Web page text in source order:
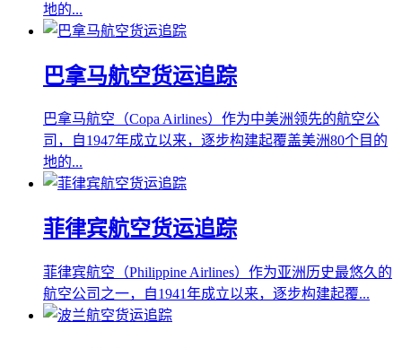
地的...
巴拿马航空货运追踪
巴拿马航空（Copa Airlines）作为中美洲领先的航空公
司，自1947年成立以来，逐步构建起覆盖美洲80个目的
地的...
菲律宾航空货运追踪
菲律宾航空（Philippine Airlines）作为亚洲历史最悠久的
航空公司之一，自1941年成立以来，逐步构建起覆...